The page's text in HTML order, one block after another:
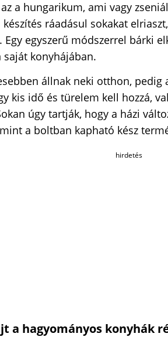
a hungarikum, ami vagy
készítés ráadásul sokakat
Egy egyszerű módszerrel bárki
saját konyhájában.
állnak neki otthon, pedig
kis idő és türelem kell hozzá,
úgy tartják, hogy a házi
a boltban kapható kész
hirdetés
a hagyományos konyhák